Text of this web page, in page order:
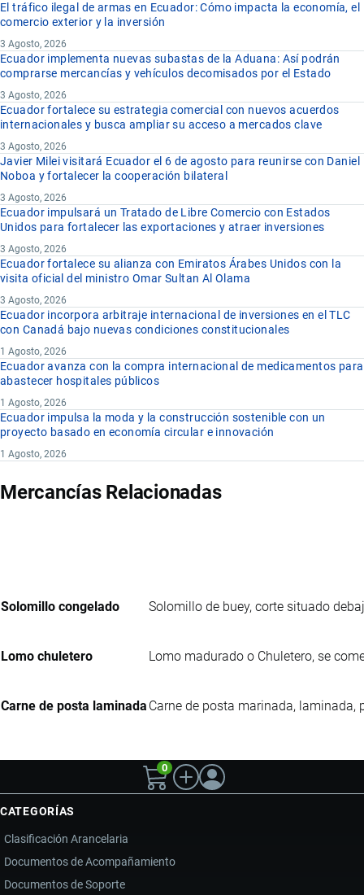
El tráfico ilegal de armas en Ecuador: Cómo impacta la economía, el
comercio exterior y la inversión
3 Agosto, 2026
Ecuador implementa nuevas subastas de la Aduana: Así podrán
comprarse mercancías y vehículos decomisados por el Estado
3 Agosto, 2026
Ecuador fortalece su estrategia comercial con nuevos acuerdos
internacionales y busca ampliar su acceso a mercados clave
3 Agosto, 2026
Javier Milei visitará Ecuador el 6 de agosto para reunirse con Daniel
Noboa y fortalecer la cooperación bilateral
3 Agosto, 2026
Ecuador impulsará un Tratado de Libre Comercio con Estados
Unidos para fortalecer las exportaciones y atraer inversiones
3 Agosto, 2026
Ecuador fortalece su alianza con Emiratos Árabes Unidos con la
visita oficial del ministro Omar Sultan Al Olama
3 Agosto, 2026
Ecuador incorpora arbitraje internacional de inversiones en el TLC
con Canadá bajo nuevas condiciones constitucionales
1 Agosto, 2026
Ecuador avanza con la compra internacional de medicamentos para
abastecer hospitales públicos
1 Agosto, 2026
Ecuador impulsa la moda y la construcción sostenible con un
proyecto basado en economía circular e innovación
1 Agosto, 2026
Mercancías Relacionadas
Solomillo congelado Solomillo de buey, corte situado
Lomo chuletero Lomo madurado o Chuletero, se
Carne de posta laminada Carne de posta marinada,
0
CATEGORÍAS
Clasificación Arancelaria
Documentos de Acompañamiento
Documentos de Soporte